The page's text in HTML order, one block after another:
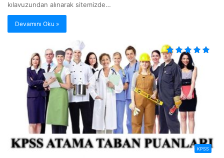
kılavuzundan alınarak sitemizde…
Devamını Oku »
KPSS